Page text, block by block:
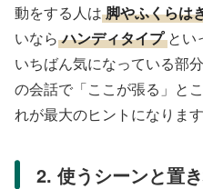
動をする人は 脚やふくらは
いなら ハンディタイプ とい
いちばん気になっている部
の会話で「ここが張る」と
れが最大のヒントになります
2. 使うシーンと置